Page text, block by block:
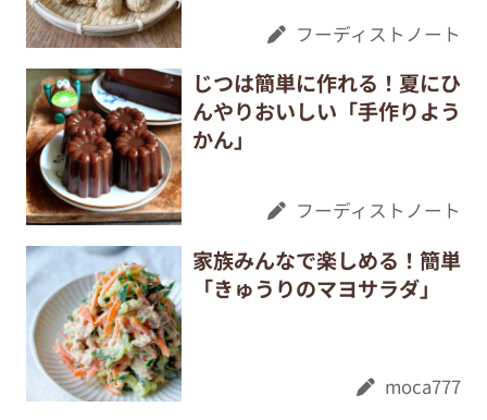
フーディストノート
じつは簡単に作れる！夏にひ
んやりおいしい「手作りよう
かん」
フーディストノート
家族みんなで楽しめる！簡単
「きゅうりのマヨサラダ」
moca777